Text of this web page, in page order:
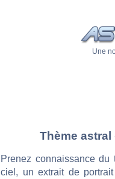
Une
Thème
Prenez connaissance
ciel, un extrait de